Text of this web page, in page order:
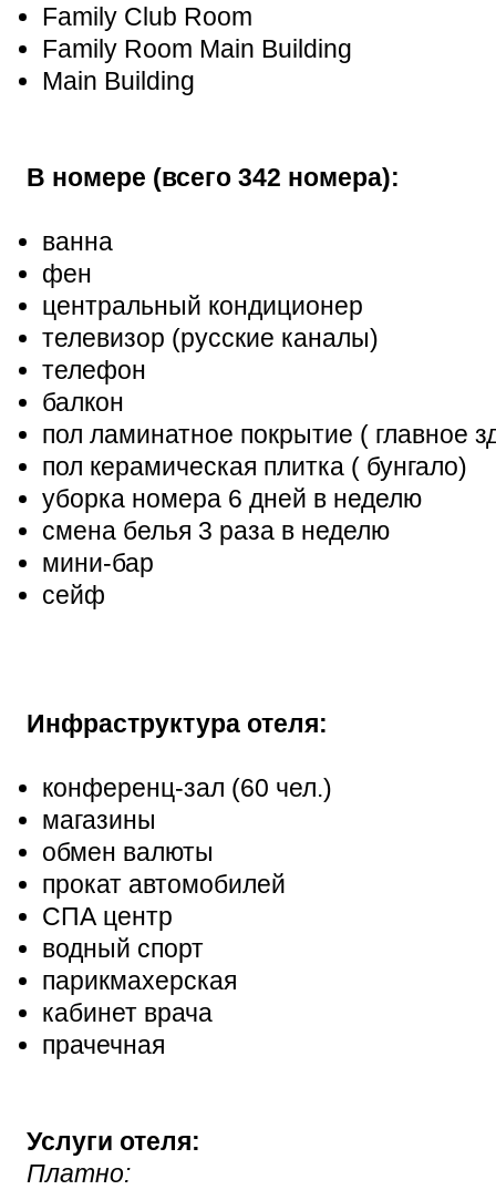
Family Club Room
Family Room Main Building
Main Building
В номере (всего 342 номера):
ванна
фен
центральный кондиционер
телевизор (русские каналы)
телефон
балкон
пол ламинатное покрытие ( главное
пол керамическая плитка ( бунгало)
уборка номера 6 дней в неделю
смена белья 3 раза в неделю
мини-бар
сейф
Инфраструктура отеля:
конференц-зал (60 чел.)
магазины
обмен валюты
прокат автомобилей
СПА центр
водный спорт
парикмахерская
кабинет врача
прачечная
Услуги отеля:
Платно: